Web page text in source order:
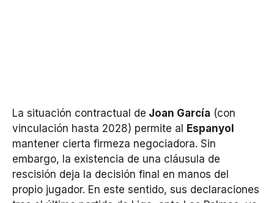
La situación contractual de Joan García (con
vinculación hasta 2028) permite al
Espanyol
mantener cierta firmeza negociadora. Sin
embargo, la existencia de una cláusula de
rescisión deja la decisión final en manos del
propio jugador. En este sentido, sus declaraciones